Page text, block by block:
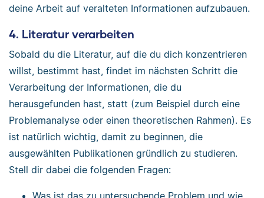
deine Arbeit auf veralteten Informationen aufzubauen.
4. Literatur verarbeiten
Sobald du die Literatur, auf die du dich konzentrieren
willst, bestimmt hast, findet im nächsten Schritt die
Verarbeitung der Informationen, die du
herausgefunden hast, statt (zum Beispiel durch eine
Problemanalyse oder einen theoretischen Rahmen). Es
ist natürlich wichtig, damit zu beginnen, die
ausgewählten Publikationen gründlich zu studieren.
Stell dir dabei die folgenden Fragen:
Was ist das zu untersuchende Problem und wie